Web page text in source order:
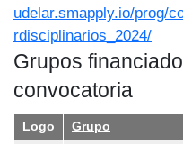
udelar.smapply.io/prog/
rdisciplinarios_2024/
Grupos
convocatoria
Logo Grupo